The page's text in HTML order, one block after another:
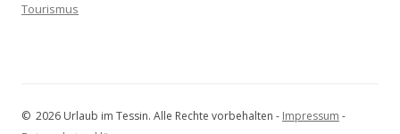
Tourismus
© 2026 Urlaub im Tessin. Alle Rechte vorbehalten - Impressum -